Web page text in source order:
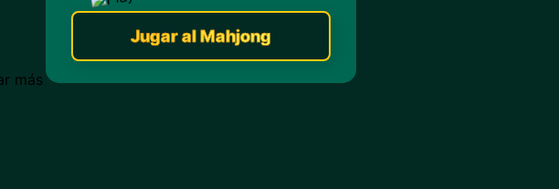
Jugar al Mahjong